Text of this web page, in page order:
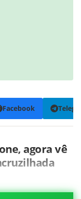
Facebook
agora vê